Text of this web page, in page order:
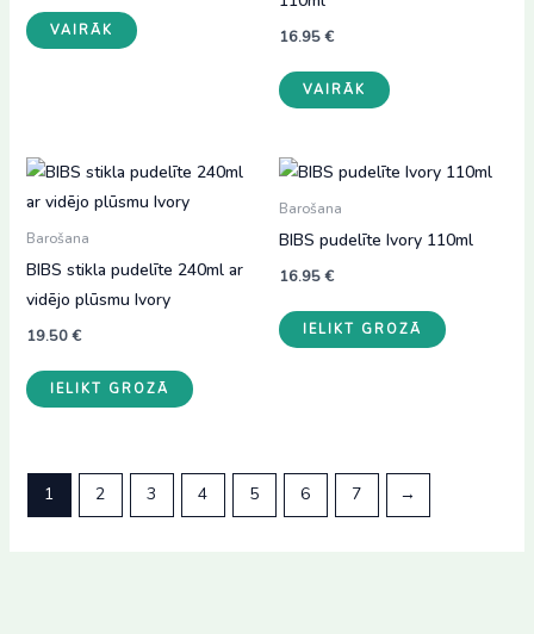
VAIRĀK 16.95€
VAIRĀK
Barošana
BIBS stikla pudelīte 240ml ar
vidējo plūsmu Ivory
19.50€
IELIKT GROZĀ
Barošana
BIBS pudelīte Ivory 110ml
16.95€
IELIKT GROZĀ
1 2 3 4 5 6 7 →